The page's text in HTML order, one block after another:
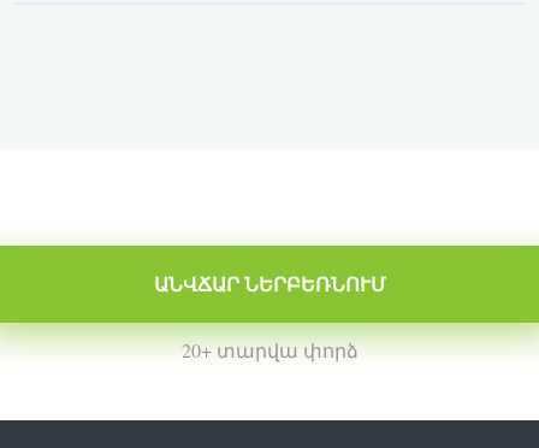
ԱՆՎՃԱՐ ՆԵՐԲԵՌՆՈՒՄ
20+ տարվա փորձ